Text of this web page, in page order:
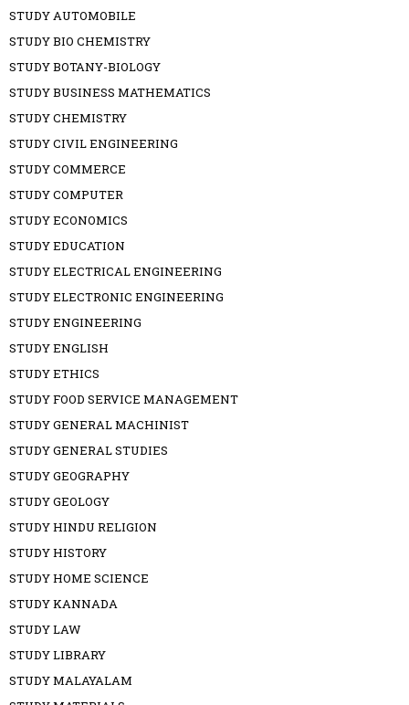
STUDY AUTOMOBILE
STUDY BIO CHEMISTRY
STUDY BOTANY-BIOLOGY
STUDY BUSINESS MATHEMATICS
STUDY CHEMISTRY
STUDY CIVIL ENGINEERING
STUDY COMMERCE
STUDY COMPUTER
STUDY ECONOMICS
STUDY EDUCATION
STUDY ELECTRICAL ENGINEERING
STUDY ELECTRONIC ENGINEERING
STUDY ENGINEERING
STUDY ENGLISH
STUDY ETHICS
STUDY FOOD SERVICE MANAGEMENT
STUDY GENERAL MACHINIST
STUDY GENERAL STUDIES
STUDY GEOGRAPHY
STUDY GEOLOGY
STUDY HINDU RELIGION
STUDY HISTORY
STUDY HOME SCIENCE
STUDY KANNADA
STUDY LAW
STUDY LIBRARY
STUDY MALAYALAM